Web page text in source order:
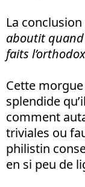
La
aboutit
faits
Cette
splendide
comment
triviales ou
philistin
en si peu de